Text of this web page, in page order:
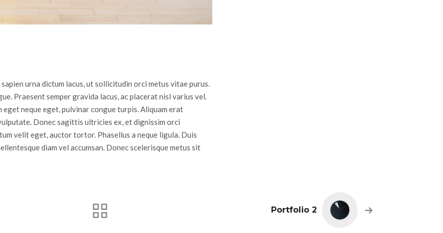
urna dictum lacus, ut sollicitudin orci metus vitae purus.
Praesent semper gravida lacus, ac placerat nisl varius vel.
eget neque eget, pulvinar congue turpis. Aliquam erat
Donec sagittis ultricies ex, et dignissim orci
velit eget, auctor tortor. Phasellus a neque ligula. Duis
diam vel accumsan. Donec scelerisque metus sit
Portfolio 2